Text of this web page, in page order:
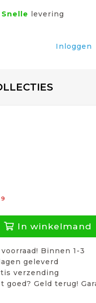
Snelle levering
Inloggen
In winkelmand
Binnen 1-3
geleverd
verzending
goed? Geld terug!